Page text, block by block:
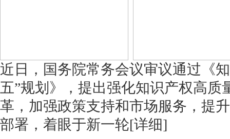
近日，国务院常务会议审议通过《
五”规划》，提出强化知识产权高质
革，加强政策支持和市场服务，提
部署，着眼于新一轮[详细]